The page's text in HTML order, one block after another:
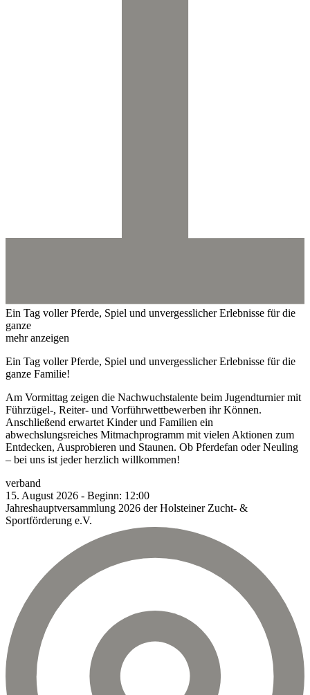
Ein Tag voller Pferde, Spiel und unvergesslicher Erlebnisse für die
ganze
mehr anzeigen
Ein Tag voller Pferde, Spiel und unvergesslicher Erlebnisse für die
ganze Familie!
Am Vormittag zeigen die Nachwuchstalente beim Jugendturnier mit
Führzügel-, Reiter- und Vorführwettbewerben ihr Können.
Anschließend erwartet Kinder und Familien ein
abwechslungsreiches Mitmachprogramm mit vielen Aktionen zum
Entdecken, Ausprobieren und Staunen. Ob Pferdefan oder Neuling
– bei uns ist jeder herzlich willkommen!
verband
15. August 2026 - Beginn: 12:00
Jahreshauptversammlung 2026 der Holsteiner Zucht- &
Sportförderung e.V.